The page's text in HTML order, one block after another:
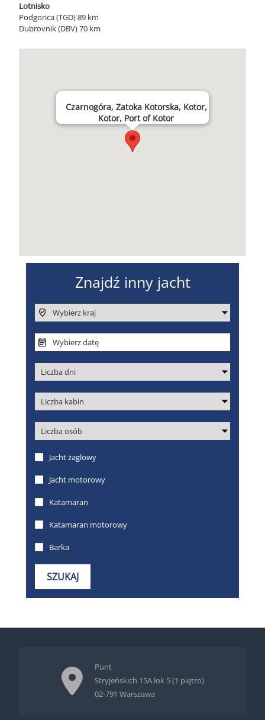
Lotnisko
Podgorica (TGD) 89 km
Dubrovnik (DBV) 70 km
Czarnogóra, Zatoka Kotorska, Kotor,
Kotor, Port of Kotor
Punt
Stryjeńskich 15A lok 5 (1 piętro)
02-791 Warszawa